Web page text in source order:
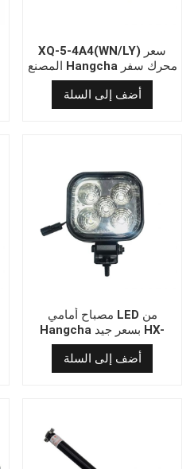
XQ-5-4A4(WN/LY) سعر
المصنع Hangcha محرك سفر
متحمس بشكل منفصل
أضف إلى السلة
مصباح أمامي LED من
Hangcha بسعر جيد HX-
055/12-24V (108*98*55)
أضف إلى السلة